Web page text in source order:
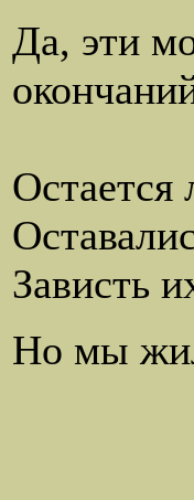
Да, эти
Зависть
Но мы